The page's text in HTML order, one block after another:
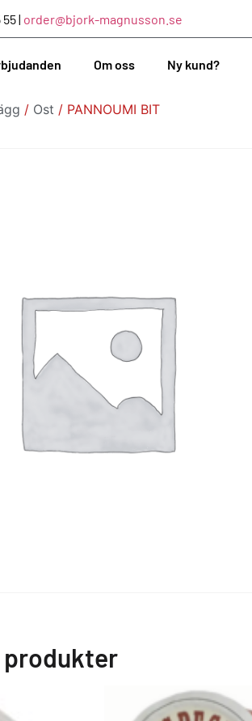
| order@bjork-magnusson.se
Om oss Ny kund?
/ Ost / PANNOUMI BIT
produkter